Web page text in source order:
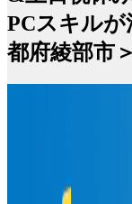
PCスキルが
都府綾部市